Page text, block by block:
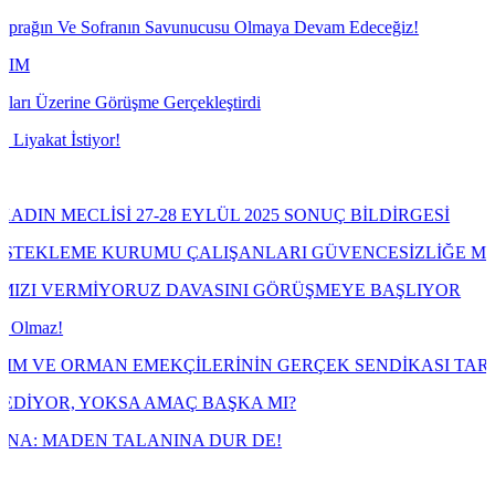
Savunucusu Olmaya Devam Edeceğiz!
Görüşme Gerçekleştirdi
27-28 EYLÜL 2025 SONUÇ BİLDİRGESİ
KURUMU ÇALIŞANLARI GÜVENCESİZLİĞE MAHKÛM
DAVASINI GÖRÜŞMEYE BAŞLIYOR
EMEKÇİLERİNİN GERÇEK SENDİKASI TARIM
AMAÇ BAŞKA MI?
TALANINA DUR DE!